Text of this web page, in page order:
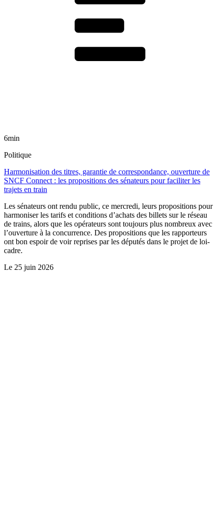
6min
Politique
Harmonisation des titres, garantie de correspondance, ouverture de
SNCF Connect : les propositions des sénateurs pour faciliter les
trajets en train
Les sénateurs ont rendu public, ce mercredi, leurs propositions pour
harmoniser les tarifs et conditions d’achats des billets sur le réseau
de trains, alors que les opérateurs sont toujours plus nombreux avec
l’ouverture à la concurrence. Des propositions que les rapporteurs
ont bon espoir de voir reprises par les députés dans le projet de loi-
cadre.
Le 25 juin 2026